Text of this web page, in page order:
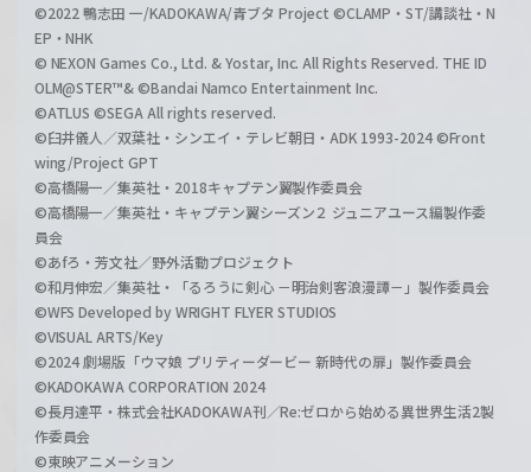
©2022 鴨志田 一/KADOKAWA/青ブタ Project ©CLAMP・ST/講談社・N
EP・NHK
© NEXON Games Co., Ltd. & Yostar, Inc. All Rights Reserved. THE ID
OLM@STER™& ©Bandai Namco Entertainment Inc.
©ATLUS ©SEGA All rights reserved.
©臼井儀人／双葉社・シンエイ・テレビ朝日・ADK 1993-2024 ©Front
wing/Project GPT
©高橋陽一／集英社・2018キャプテン翼製作委員会
©高橋陽一／集英社・キャプテン翼シーズン２ ジュニアユース編製作委
員会
©あfろ・芳文社／野外活動プロジェクト
©和月伸宏／集英社・「るろうに剣心 －明治剣客浪漫譚－」製作委員会
©WFS Developed by WRIGHT FLYER STUDIOS
©VISUAL ARTS/Key
©2024 劇場版「ウマ娘 プリティーダービー 新時代の扉」製作委員会
©KADOKAWA CORPORATION 2024
©長月達平・株式会社KADOKAWA刊／Re:ゼロから始める異世界生活2製
作委員会
©東映アニメーション